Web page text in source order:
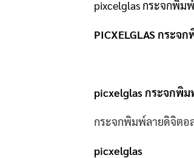
pixcelglas กระจกพิม
PICXELGLAS กระจ
picxelglasกระจกพิม
กระจกพิมพ์ลายดิจิตอ
picxelglas